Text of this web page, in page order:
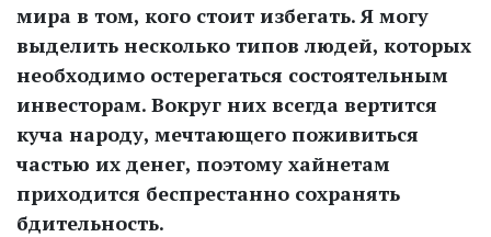
мира в том, кого стоит избегать. Я могу
выделить несколько типов людей, которых
необходимо остерегаться состоятельным
инвесторам. Вокруг них всегда вертится
куча народу, мечтающего поживиться
частью их денег, поэтому хайнетам
приходится беспрестанно сохранять
бдительность.